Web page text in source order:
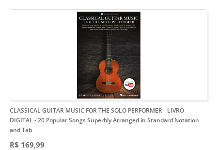
CLASSICAL GUITAR MUSIC FOR THE SOLO PERFORMER - LIVRO
DIGITAL- 20 Popular Songs Superbly Arranged in Standard Notation
and Tab
R$ 169,99